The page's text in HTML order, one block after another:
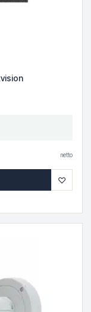
netto
♡